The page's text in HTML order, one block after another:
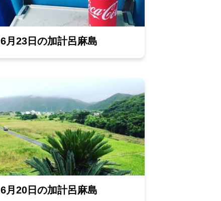
6月23日の加計呂麻島
6月20日の加計呂麻島